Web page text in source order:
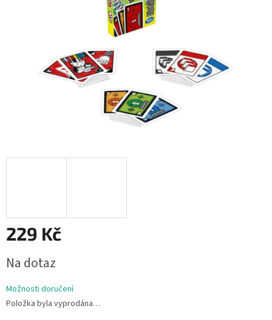
229 Kč
cena:
Na dotaz
Možnosti doručení
Položka byla vyprodána…